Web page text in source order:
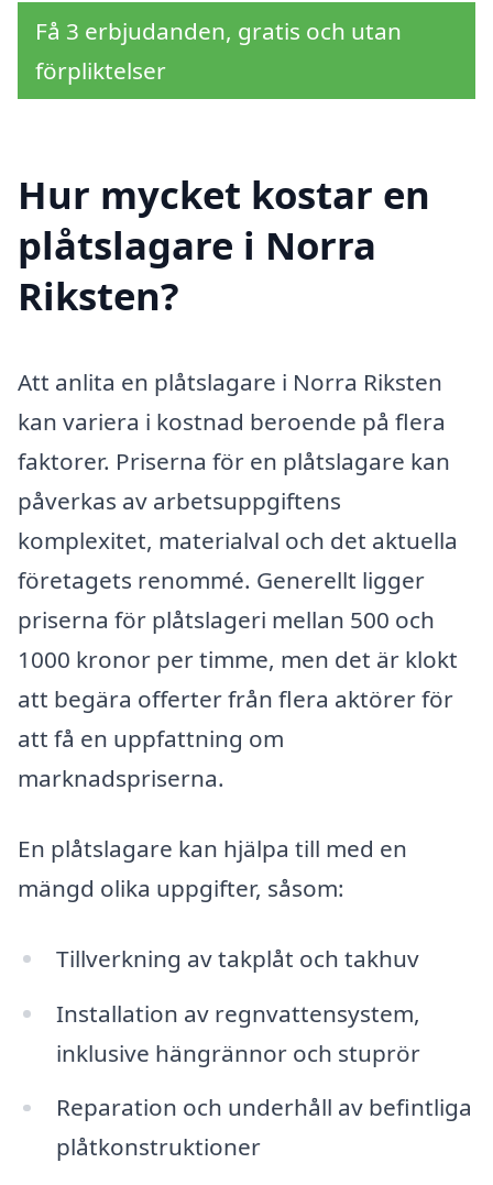
Få 3 erbjudanden, gratis och utan
förpliktelser
Hur mycket kostar en
plåtslagare i Norra
Riksten?
Att anlita en plåtslagare i Norra Riksten
kan variera i kostnad beroende på flera
faktorer. Priserna för en plåtslagare kan
påverkas av arbetsuppgiftens
komplexitet, materialval och det aktuella
företagets renommé. Generellt ligger
priserna för plåtslageri mellan 500 och
1000 kronor per timme, men det är klokt
att begära offerter från flera aktörer för
att få en uppfattning om
marknadspriserna.
En plåtslagare kan hjälpa till med en
mängd olika uppgifter, såsom:
Tillverkning av takplåt och takhuv
Installation av regnvattensystem,
inklusive hängrännor och stuprör
Reparation och underhåll av befintliga
plåtkonstruktioner